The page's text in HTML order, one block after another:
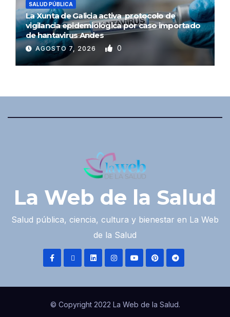
SALUD PÚBLICA
La Xunta de Galicia activa protocolo de
vigilancia epidemiológica por caso importado
de hantavirus Andes
AGOSTO 7, 2026 0
La Web de la Salud
Salud pública, ciencia, cultura y bienestar en La Web
de la Salud
© Copyright 2022 La Web de la Salud.